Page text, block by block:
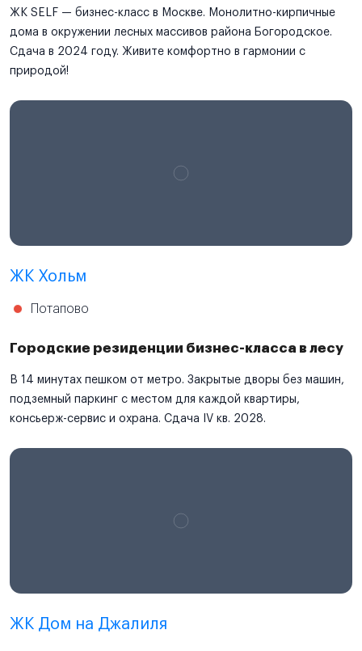
ЖК SELF — бизнес-класс в Москве. Монолитно-кирпичные
дома в окружении лесных массивов района Богородское.
Сдача в 2024 году. Живите комфортно в гармонии с
природой!
ЖК Хольм
Потапово
Городские резиденции бизнес-класса в лесу
В 14 минутах пешком от метро. Закрытые дворы без машин,
подземный паркинг с местом для каждой квартиры,
консьерж-сервис и охрана. Сдача IV кв. 2028.
ЖК Дом на Джалиля